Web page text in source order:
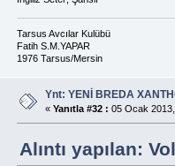
Tarsus Avcılar Kulübü
Fatih S.M.YAPAR
1976 Tarsus/Mersin
Ynt: YENİ BREDA
« Yanıtla #32 : 05 Ocak
Alıntı yapılan: